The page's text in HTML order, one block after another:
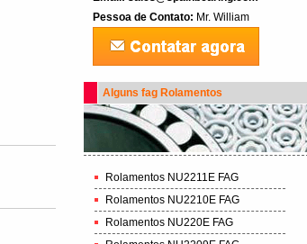
Pessoa de Contato: Mr. William
Alguns fag Rolamentos
Rolamentos NU2211E FAG
Rolamentos NU2210E FAG
Rolamentos NU220E FAG